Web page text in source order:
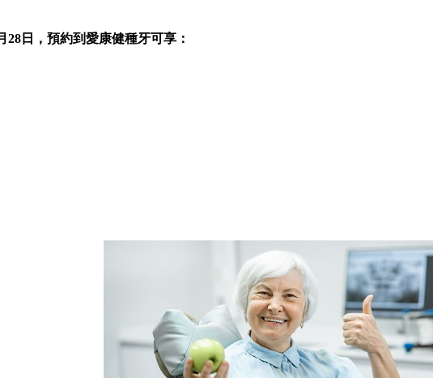
日，預約到愛康健種牙可享：